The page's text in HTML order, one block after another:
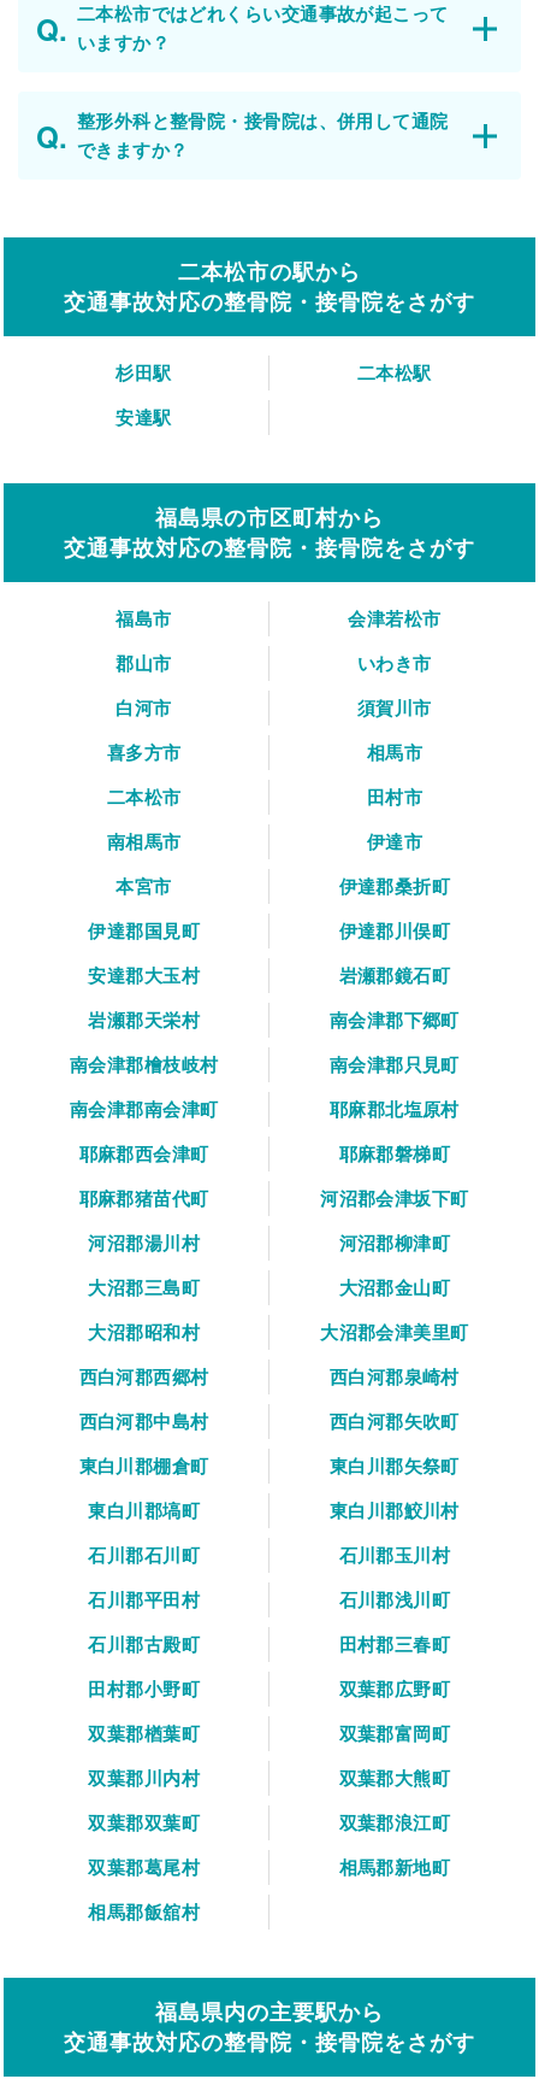
二本松市ではどれくらい交通事故が起こって
いますか？
整形外科と整骨院・接骨院は、併用して通院
できますか？
二本松市の駅から
交通事故対応の整骨院・接骨院をさがす
杉田駅
二本松駅
安達駅
福島県の市区町村から
交通事故対応の整骨院・接骨院をさがす
福島市
会津若松市
郡山市
いわき市
白河市
須賀川市
喜多方市
相馬市
二本松市
田村市
南相馬市
伊達市
本宮市
伊達郡桑折町
伊達郡国見町
伊達郡川俣町
安達郡大玉村
岩瀬郡鏡石町
岩瀬郡天栄村
南会津郡下郷町
南会津郡檜枝岐村
南会津郡只見町
南会津郡南会津町
耶麻郡北塩原村
耶麻郡西会津町
耶麻郡磐梯町
耶麻郡猪苗代町
河沼郡会津坂下町
河沼郡湯川村
河沼郡柳津町
大沼郡三島町
大沼郡金山町
大沼郡昭和村
大沼郡会津美里町
西白河郡西郷村
西白河郡泉崎村
西白河郡中島村
西白河郡矢吹町
東白川郡棚倉町
東白川郡矢祭町
東白川郡塙町
東白川郡鮫川村
石川郡石川町
石川郡玉川村
石川郡平田村
石川郡浅川町
石川郡古殿町
田村郡三春町
田村郡小野町
双葉郡広野町
双葉郡楢葉町
双葉郡富岡町
双葉郡川内村
双葉郡大熊町
双葉郡双葉町
双葉郡浪江町
双葉郡葛尾村
相馬郡新地町
相馬郡飯舘村
福島県内の主要駅から
交通事故対応の整骨院・接骨院をさがす